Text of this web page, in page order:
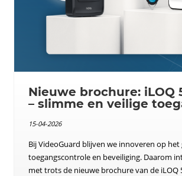
Nieuwe brochure: iLOQ
– slimme en veilige
15-04-2026
Bij VideoGuard blijven we innoveren op het
toegangscontrole en beveiliging. Daarom
met trots de nieuwe brochure van de iLOQ